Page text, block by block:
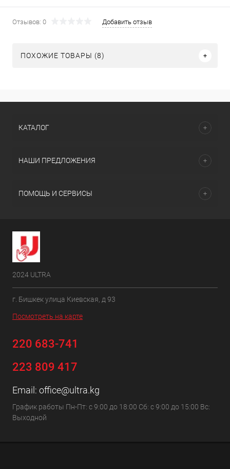
Отзывов: 0 Добавить отзыв
ПОХОЖИЕ ТОВАРЫ (8)
КАТАЛОГ
НАШИ ПРЕДЛОЖЕНИЯ
ПОМОЩЬ И СЕРВИСЫ
2024 ULTRA
г. Бишкек улица Киевская, д 93
Посмотреть на карте
220 683-741
223 809 417
Email: office@ultra.kg
График работы Пн-Пт: с 9:00 до 18:00 Сб: с 9:00 до 15:00 Вс:
Выходной